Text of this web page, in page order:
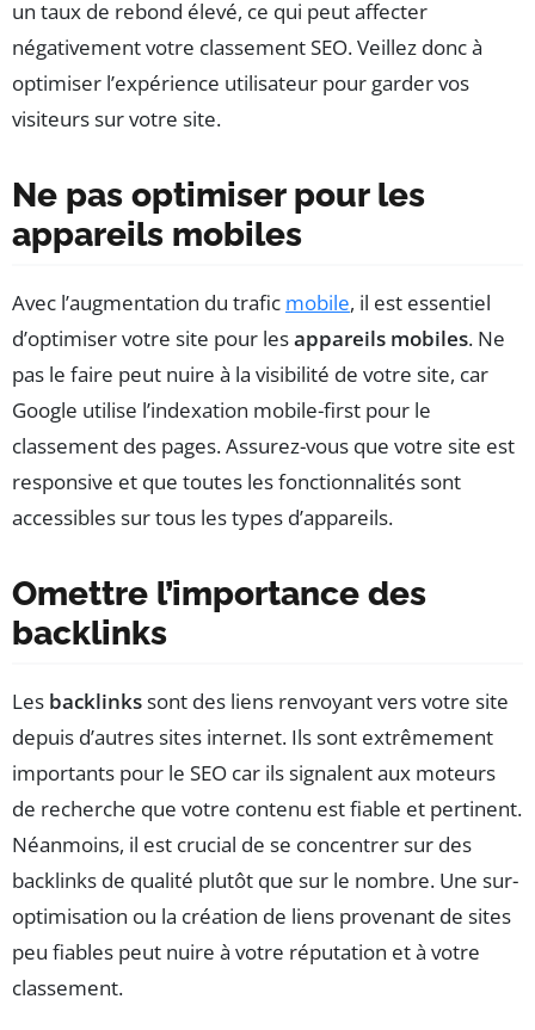
un taux de rebond élevé, ce qui peut affecter
négativement votre classement SEO. Veillez donc à
optimiser l’expérience utilisateur pour garder vos
visiteurs sur votre site.
Ne pas optimiser pour les
appareils mobiles
Avec l’augmentation du trafic mobile, il est essentiel
d’optimiser votre site pour lesappareils mobiles. Ne
pas le faire peut nuire à la visibilité de votre site, car
Google utilise l’indexation mobile-first pour le
classement des pages. Assurez-vous que votre site est
responsive et que toutes les fonctionnalités sont
accessibles sur tous les types d’appareils.
Omettre l’importance des
backlinks
Les backlinkssont des liens renvoyant vers votre site
depuis d’autres sites internet. Ils sont extrêmement
importants pour le SEO car ils signalent aux moteurs
de recherche que votre contenu est fiable et pertinent.
Néanmoins, il est crucial de se concentrer sur des
backlinks de qualité plutôt que sur le nombre. Une sur-
optimisation ou la création de liens provenant de sites
peu fiables peut nuire à votre réputation et à votre
classement.